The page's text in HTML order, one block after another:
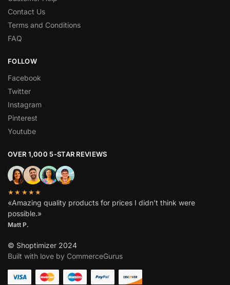
Contact Us
Terms and Conditions
FAQ
FOLLOW
Facebook
Twitter
Instagram
Pinterest
Youtube
OVER 1,000 5-STAR REVIEWS
★★★★★
«Amazing quality products for prices I didn’t think were
possible.»
Matt P.
© Shoptimizer 2024
Built with love by CommerceGurus